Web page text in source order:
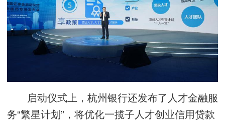
启动仪式上，杭州银行还发布了人才金融服
务“繁星计划”，将优化一揽子人才创业信用贷款